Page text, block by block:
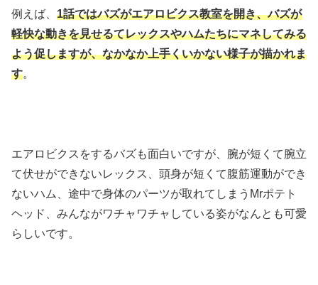
例えば、 1話ではバズがエアロビクス教室を開き、バズが
軽快な動きを見せるてレックスやハムたちにマネしてみる
よう促しますが、なかなか上手くいかない様子が描かれま
す。
エアロビクスをするバズも面白いですが、腕が短くて腕立
て伏せができないレックス、頭身が短くて腹筋運動ができ
ないハム、途中で身体のパーツが取れてしまうMrポテト
ヘッド、みんながワチャワチャしている姿がなんとも可愛
らしいです。